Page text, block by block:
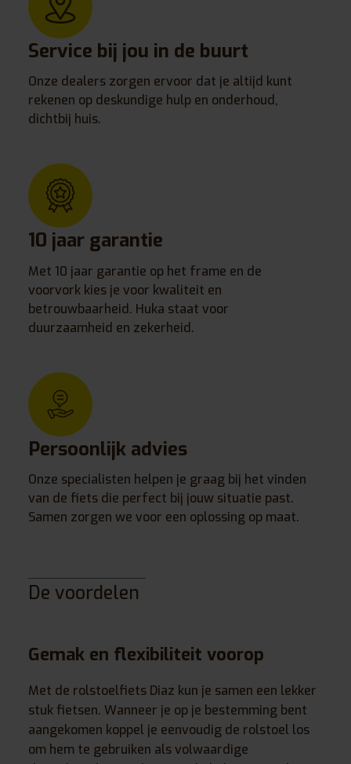
Service bij jou in de buurt
Onze dealers zorgen ervoor dat je altijd kunt
rekenen op deskundige hulp en onderhoud,
dichtbij huis.
10 jaar garantie
Met 10 jaar garantie op het frame en de
voorvork kies je voor kwaliteit en
betrouwbaarheid. Huka staat voor
duurzaamheid en zekerheid.
Persoonlijk advies
Onze specialisten helpen je graag bij het vinden
van de fiets die perfect bij jouw situatie past.
Samen zorgen we voor een oplossing op maat.
De voordelen
Gemak en flexibiliteit voorop
Met de rolstoelfiets Diaz kun je samen een lekker
stuk fietsen. Wanneer je op je bestemming bent
aangekomen koppel je eenvoudig de rolstoel los
om hem te gebruiken als volwaardige